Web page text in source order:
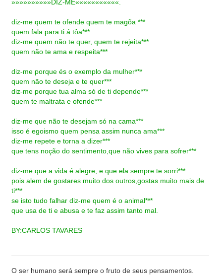
»»»»»»»»»»DIZ-ME«««««««««««.
diz-me quem te ofende quem te magõa ***
quem fala para ti á tôa***
diz-me quem não te quer, quem te rejeita***
quem não te ama e respeita***
diz-me porque és o exemplo da mulher***
quem não te deseja e te quer***
diz-me porque tua alma só de ti depende***
quem te maltrata e ofende***
diz-me que não te desejam só na cama***
isso é egoismo quem pensa assim nunca ama***
diz-me repete e torna a dizer***
que tens noção do sentimento,que não vives para sofrer***
diz-me que a vida é alegre, e que ela sempre te sorri***
pois alem de gostares muito dos outros,gostas muito mais de
ti***
se isto tudo falhar diz-me quem é o animal***
que usa de ti e abusa e te faz assim tanto mal.
BY:CARLOS TAVARES
O ser humano será sempre o fruto de seus pensamentos.